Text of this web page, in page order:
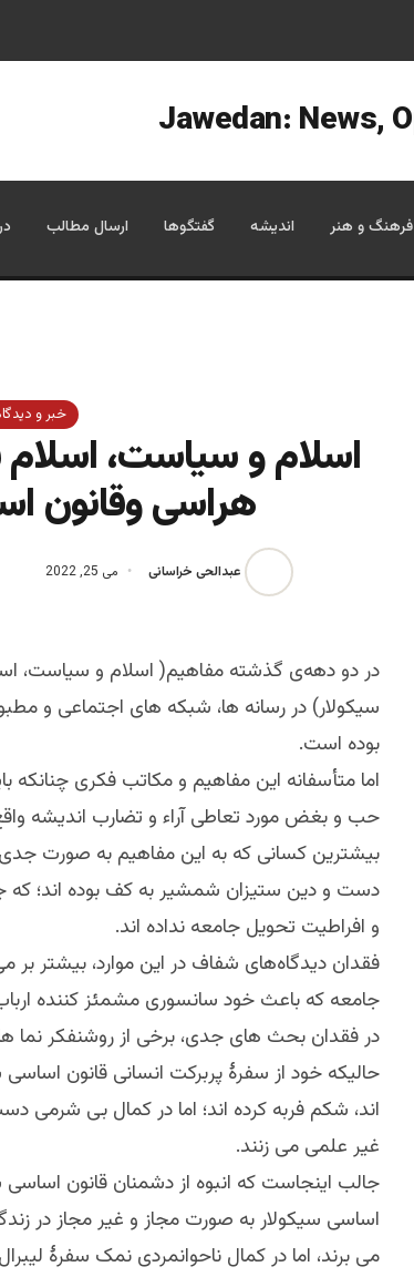
فرهنگ و هنر اندیشه گفتگوها ارسال مطالب
خبر و
اسلام و سیاست،
هراسی وقانون
عبدالحی خراسانی می 25, 2022
در دو دهه‌ی گذشته مفاهیم( اسلام و سیاست،
سیکولار) در رسانه ها، شبکه های اجتماعی و
بوده است.
اما متأسفانه این مفاهیم و مکاتب فکری چنانکه
حب و بغض مورد تعاطی آراء و تضارب اندیشه
بیشترین کسانی که به این مفاهیم به صورت جدی
دست و دین ستیزان شمشیر به کف بوده اند؛
و افراطیت تحویل جامعه نداده اند.
فقدان دیدگاه‌های شفاف در این موارد، بیشتر بر
جامعه که باعث خود سانسوری مشمئز کننده
در فقدان بحث های جدی، برخی از روشنفکر نما
حالیکه خود از سفرهٔ پربرکت انسانی قانون اساسی
اند، شکم فربه کرده اند؛ اما در کمال بی شرمی
غیر علمی می زنند.
جالب اینجاست که انبوه از دشمنان قانون اساسی
اساسی سیکولار به صورت مجاز و غیر مجاز در
می برند، اما در کمال ناحوانمردی نمک سفرهٔ